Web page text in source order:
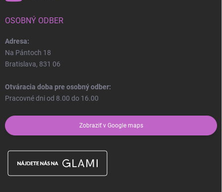
OSOBNÝ ODBER
Adresa:
Na Pántoch 18
Bratislava, 831 06
Otváracia doba pre osobný odber:
Pracovné dni od 8.00 do 16.00
Zobraziť v Google maps